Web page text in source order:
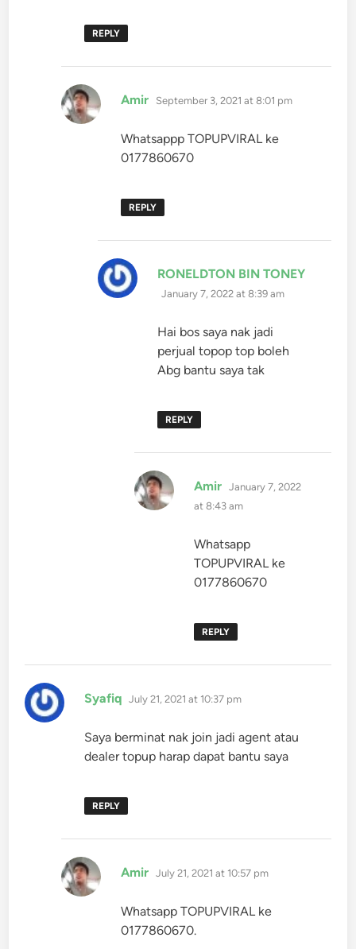
REPLY
Amir says:
September 3, 2021 at 8:01 pm
Whatsappp TOPUPVIRAL ke
0177860670
REPLY
RONELDTON BIN TONEY
says:
January 7, 2022 at 8:39 am
Hai bos saya nak jadi
perjual topop top boleh
Abg bantu saya tak
REPLY
Amir says:
January 7, 2022
at 8:43 am
Whatsapp
TOPUPVIRAL ke
0177860670
REPLY
Syafiq says:
July 21, 2021 at 10:37 pm
Saya berminat nak join jadi agent atau
dealer topup harap dapat bantu saya
REPLY
Amir says:
July 21, 2021 at 10:57 pm
Whatsapp TOPUPVIRAL ke
0177860670.